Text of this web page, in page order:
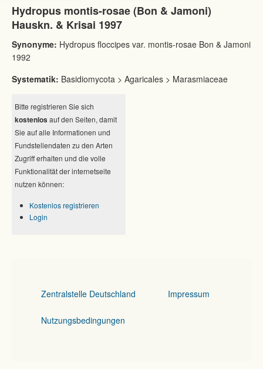
Hydropus montis-rosae (Bon & Jamoni)
Hauskn. & Krisai 1997
Synonyme: Hydropus floccipes var. montis-rosae Bon & Jamoni
1992
Systematik: Basidiomycota > Agaricales > Marasmiaceae
Bitte registrieren Sie sich
kostenlos auf den Seiten, damit
Sie auf alle Informationen und
Fundstellendaten zu den Arten
Zugriff erhalten und die volle
Funktionalität der internetseite
nutzen können:
Kostenlos registrieren
Login
Zentralstelle Deutschland Impressum
Nutzungsbedingungen